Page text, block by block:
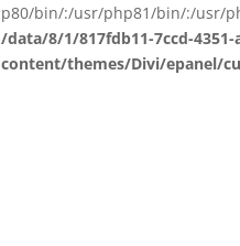
p80/bin/:/usr/php81/bin/:/usr/
/data/8/1/817fdb11-7ccd-
content/themes/Divi/epanel/